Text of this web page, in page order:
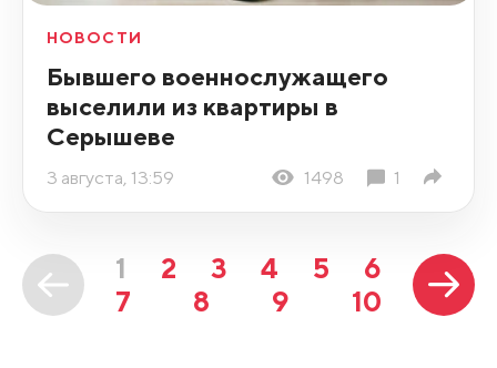
НОВОСТИ
Бывшего военнослужащего
выселили из квартиры в
Серышеве
3 августа, 13:59 1498 1
1 2 3 4 5
6
7
8 9 10